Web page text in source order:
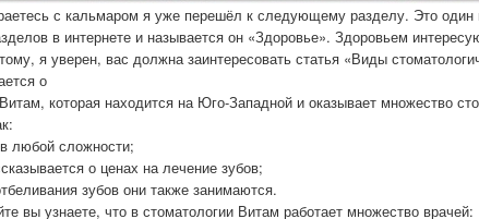
с кальмаром я уже перешёл к следующему разделу. Это один
в интернете и называется он «Здоровье». Здоровьем
я уверен, вас должна заинтересовать статья «Виды
о
которая находится на Юго-Западной и оказывает множество
любой сложности;
о ценах на лечение зубов;
зубов они также занимаются.
вы узнаете, что в стоматологии Витам работает множество врачей: